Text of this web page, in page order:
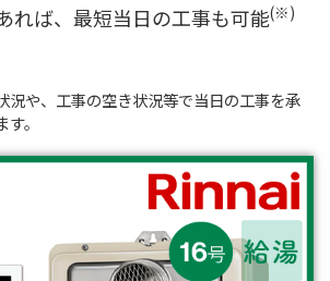
れば、最短当日の工事も可能(※)
や、工事の空き状況等で当日の工事を承
。